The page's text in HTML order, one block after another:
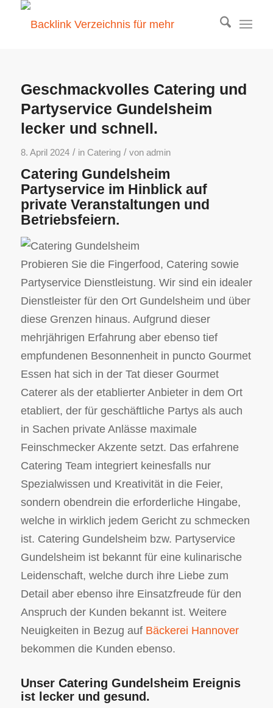
Geschmackvolles Catering und
Partyservice Gundelsheim
lecker und schnell.
8. April 2024 / in Catering / von admin
Catering Gundelsheim
Partyservice im Hinblick auf
private Veranstaltungen und
Betriebsfeiern.
Probieren Sie die Fingerfood, Catering sowie
Partyservice Dienstleistung. Wir sind ein idealer
Dienstleister für den Ort Gundelsheim und über
diese Grenzen hinaus. Aufgrund dieser
mehrjährigen Erfahrung aber ebenso tief
empfundenen Besonnenheit in puncto Gourmet
Essen hat sich in der Tat dieser Gourmet
Caterer als der etablierter Anbieter in dem Ort
etabliert, der für geschäftliche Partys als auch
in Sachen private Anlässe maximale
Feinschmecker Akzente setzt. Das erfahrene
Catering Team integriert keinesfalls nur
Spezialwissen und Kreativität in die Feier,
sondern obendrein die erforderliche Hingabe,
welche in wirklich jedem Gericht zu schmecken
ist. Catering Gundelsheim bzw. Partyservice
Gundelsheim ist bekannt für eine kulinarische
Leidenschaft, welche durch ihre Liebe zum
Detail aber ebenso ihre Einsatzfreude für den
Anspruch der Kunden bekannt ist. Weitere
Neuigkeiten in Bezug auf Bäckerei Hannover
bekommen die Kunden ebenso.
Unser Catering Gundelsheim Ereignis
ist lecker und gesund.